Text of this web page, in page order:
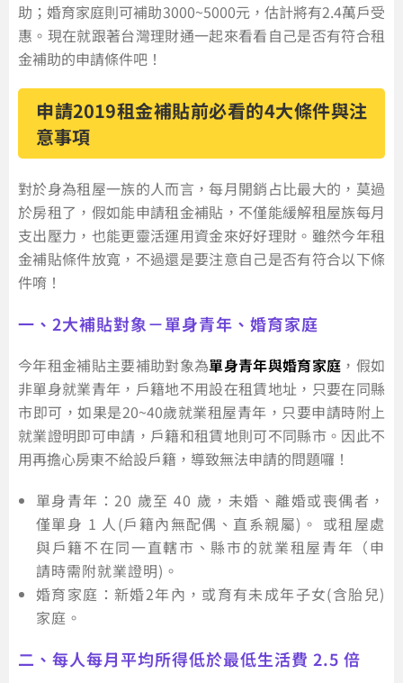
助；婚育家庭則可補助3000~5000元，估計將有2.4萬戶受
惠。現在就跟著台灣理財通一起來看看自己是否有符合租
金補助的申請條件吧！
申請2019租金補貼前必看的4大條件與注
意事項
對於身為租屋一族的人而言，每月開銷占比最大的，莫過
於房租了，假如能申請租金補貼，不僅能緩解租屋族每月
支出壓力，也能更靈活運用資金來好好理財。雖然今年租
金補貼條件放寬，不過還是要注意自己是否有符合以下條
件唷！
一、2大補貼對象－單身青年、婚育家庭
今年租金補貼主要補助對象為單身青年與婚育家庭 ，假如
非單身就業青年，戶籍地不用設在租賃地址，只要在同縣
市即可，如果是20~40歲就業租屋青年，只要申請時附上
就業證明即可申請，戶籍和租賃地則可不同縣市。因此不
用再擔心房東不給設戶籍，導致無法申請的問題囉！
單身青年：20 歲至 40 歲，未婚、離婚或喪偶者，
僅單身 1 人(戶籍內無配偶、直系親屬)。 或租屋處
與戶籍不在同一直轄市、縣市的就業租屋青年（申
請時需附就業證明)。
婚育家庭：新婚2年內，或育有未成年子女(含胎兒)
家庭。
二、每人每月平均所得低於最低生活費 2.5 倍